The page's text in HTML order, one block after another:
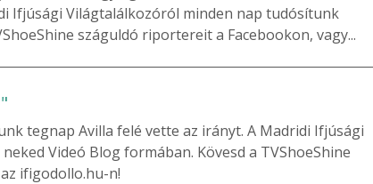
Ifjúsági Világtalálkozóról minden nap tudósítunk
száguldó riportereit a Facebookon, vagy...
tegnap Avilla felé vette az irányt. A Madridi Ifjúsági
Videó Blog formában. Kövesd a TVShoeShine
ifigodollo.hu-n!